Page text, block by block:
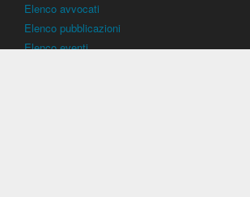
Elenco avvocati
Elenco pubblicazioni
Elenco eventi